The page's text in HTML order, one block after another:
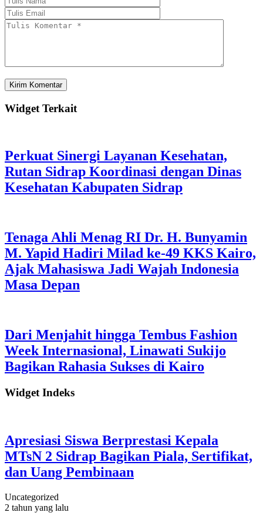
Widget Terkait
Perkuat Sinergi Layanan Kesehatan,
Rutan Sidrap Koordinasi dengan Dinas
Kesehatan Kabupaten Sidrap
Tenaga Ahli Menag RI Dr. H. Bunyamin
M. Yapid Hadiri Milad ke-49 KKS Kairo,
Ajak Mahasiswa Jadi Wajah Indonesia
Masa Depan
Dari Menjahit hingga Tembus Fashion
Week Internasional, Linawati Sukijo
Bagikan Rahasia Sukses di Kairo
Widget Indeks
Apresiasi Siswa Berprestasi Kepala
MTsN 2 Sidrap Bagikan Piala, Sertifikat,
dan Uang Pembinaan
Uncategorized
2 tahun yang lalu